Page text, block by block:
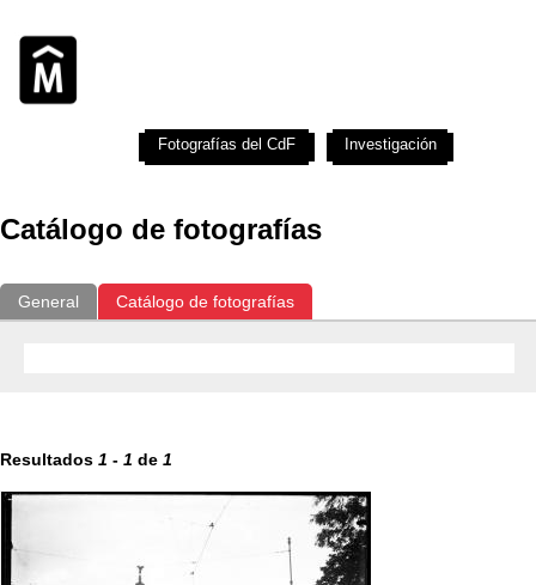
Catálogo de fotografías
General Catálogo de fotografías
Resultados 1 - 1 de 1
Fotografías del CdF Investigación